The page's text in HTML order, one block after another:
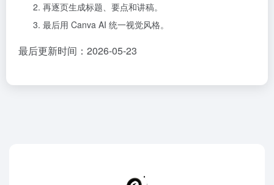
再逐页生成标题、要点和讲稿。
最后用 Canva AI 统一视觉风格。
最后更新时间：2026-05-23